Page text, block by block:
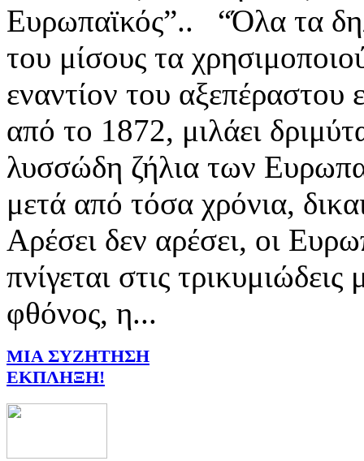
Ευρωπαϊκός”.. “Όλα τα
του μίσους τα
εναντίον του
από το 1872, μιλάει
λυσσώδη ζήλια των
μετά από τόσα χρόνια,
Αρέσει δεν αρέσει, οι
πνίγεται στις
φθόνος, η...
ΜΙΑ ΣΥΖΗΤΗΣΗ
ΕΚΠΛΗΞΗ!